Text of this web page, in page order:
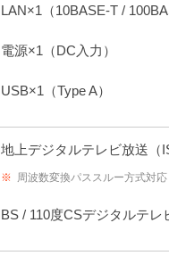
LAN×1（10BASE-T /
電源×1（DC入力）
USB×1（Type A）
地上デジタルテレビ放送（
※ 周波数変換パススルー方式対応
BS / 110度CSデジタルテレ